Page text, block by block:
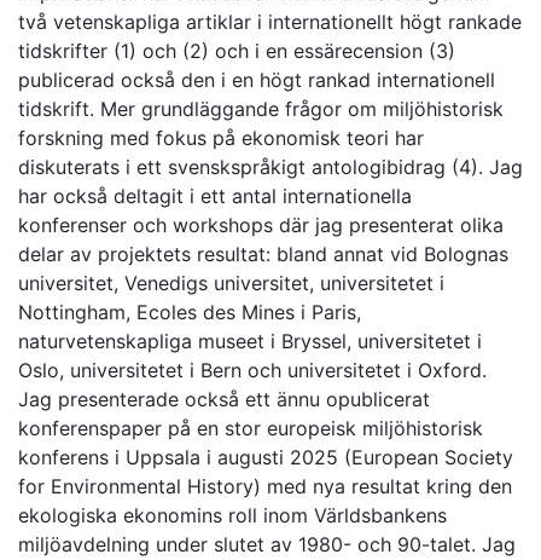
två vetenskapliga artiklar i internationellt högt rankade
tidskrifter (1) och (2) och i en essärecension (3)
publicerad också den i en högt rankad internationell
tidskrift. Mer grundläggande frågor om miljöhistorisk
forskning med fokus på ekonomisk teori har
diskuterats i ett svenskspråkigt antologibidrag (4). Jag
har också deltagit i ett antal internationella
konferenser och workshops där jag presenterat olika
delar av projektets resultat: bland annat vid Bolognas
universitet, Venedigs universitet, universitetet i
Nottingham, Ecoles des Mines i Paris,
naturvetenskapliga museet i Bryssel, universitetet i
Oslo, universitetet i Bern och universitetet i Oxford.
Jag presenterade också ett ännu opublicerat
konferenspaper på en stor europeisk miljöhistorisk
konferens i Uppsala i augusti 2025 (European Society
for Environmental History) med nya resultat kring den
ekologiska ekonomins roll inom Världsbankens
miljöavdelning under slutet av 1980- och 90-talet. Jag